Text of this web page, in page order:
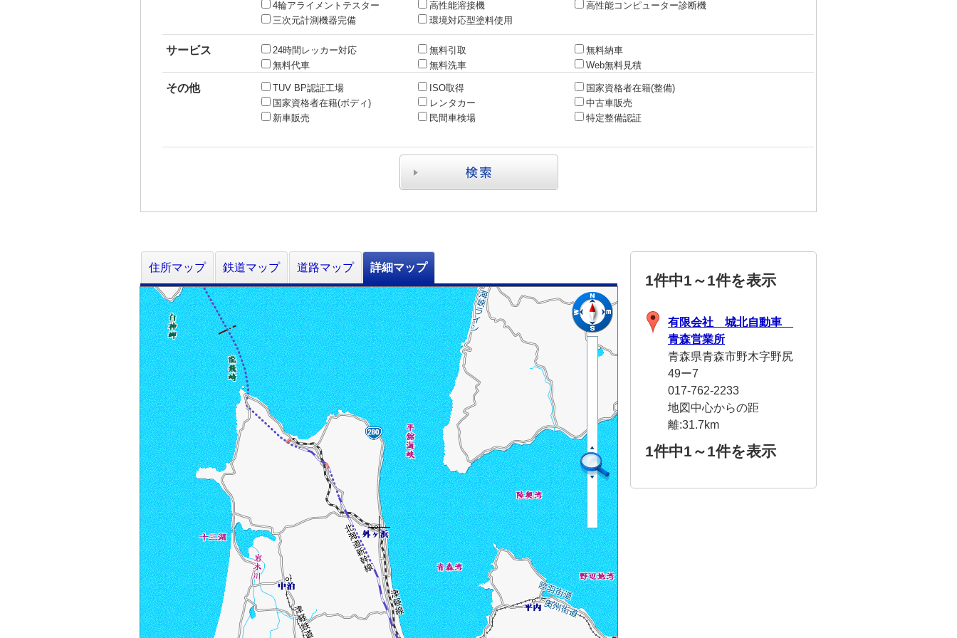
4輪アライメントテスター
高性能溶接機
高性能コンピューター診断機
三次元計測機器完備
環境対応型塗料使用
サービス 24時間レッカー対応 無料引取
無料納車
無料代車
無料洗車 Web無料見積
その他 TUV BP認証工場 ISO取得
国家資格者在籍(整備)
国家資格者在籍(ボディ)
レンタカー
中古車販売
新車販売
民間車検場 特定整備認証
住所マップ 鉄道マップ 道路マップ 詳細マップ
1件中1～1件を表示
有限会社 城北自動車
青森営業所
青森県青森市野木字野尻
49ー7
017-762-2233
地図中心からの距
離:31.7km
1件中1～1件を表示